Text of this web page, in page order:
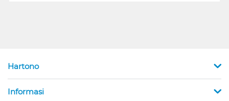
Hartono
Informasi